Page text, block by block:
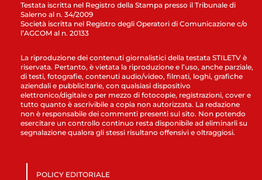
Testata iscritta nel Registro della Stampa presso il Tribunale di
Salerno al n. 34/2009
Società iscritta nel Registro degli Operatori di Comunicazione c/o
l’AGCOM al n. 20133
La riproduzione dei contenuti giornalistici della testata STILETV è
riservata. Pertanto, è vietata la riproduzione e l’uso, anche parziale,
di testi, fotografie, contenuti audio/video, filmati, loghi, grafiche
aziendali e pubblicitarie, con qualsiasi dispositivo
elettronico/digitale o per mezzo di fotocopie, registrazioni, cover e
tutto quanto è ascrivibile a copia non autorizzata. La redazione
non è responsabile dei commenti presenti sul sito. Non potendo
esercitare un controllo continuo resta disponibile ad eliminarli su
segnalazione qualora gli stessi risultano offensivi e oltraggiosi.
POLICY EDITORIALE